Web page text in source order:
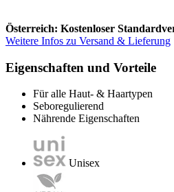
Österreich: Kostenloser
Weitere Infos zu Versand & Lieferung
Eigenschaften und Vorteile
Für alle Haut- & Haartypen
Seboregulierend
Nährende Eigenschaften
Unisex